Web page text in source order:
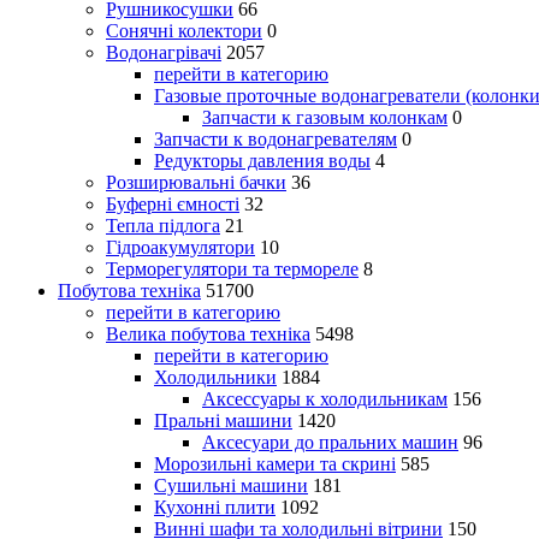
Рушникосушки 66
Сонячні колектори 0
Водонагрівачі 2057
перейти в категорию
Газовые проточные водонагреватели
Запчасти к газовым колонкам 0
Запчасти к водонагревателям 0
Редукторы давления воды 4
Розширювальні бачки 36
Буферні ємності 32
Тепла підлога 21
Гідроакумулятори 10
Терморегулятори та термореле 8
Побутова техніка 51700
перейти в категорию
Велика побутова техніка 5498
перейти в категорию
Холодильники 1884
Аксессуары к холодильникам 156
Пральні машини 1420
Аксесуари до пральних машин 96
Морозильні камери та скрині 585
Сушильні машини 181
Кухонні плити 1092
Винні шафи та холодильні вітрини 150